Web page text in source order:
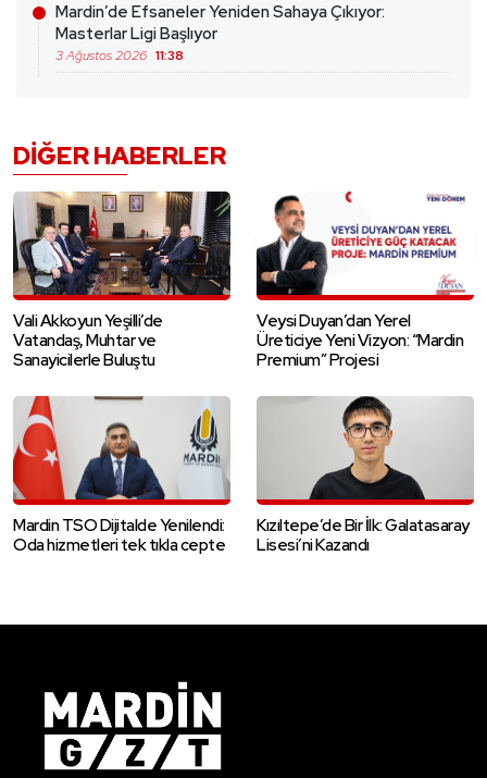
Mardin’de Efsaneler Yeniden Sahaya Çıkıyor:
Masterlar Ligi Başlıyor
3 Ağustos 2026 11:38
DIĞER HABERLER
Vali Akkoyun Yeşilli’de
Vatandaş, Muhtar ve
Sanayicilerle Buluştu
Veysi Duyan’dan Yerel
Üreticiye Yeni Vizyon: “Mardin
Premium” Projesi
Mardin TSO Dijitalde Yenilendi:
Oda hizmetleri tek tıkla cepte
Kızıltepe’de Bir İlk: Galatasaray
Lisesi’ni Kazandı